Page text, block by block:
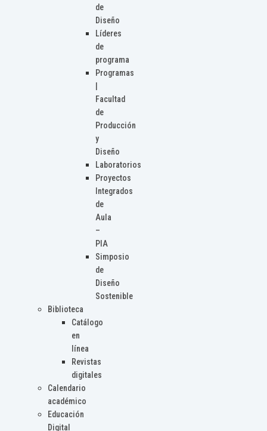
de
Diseño
Líderes
de
programa
Programas
Facultad
de
Producción
y
Diseño
Laboratorios
Proyectos
Integrados
de
Aula
–
PIA
Simposio
de
Diseño
Sostenible
Biblioteca
Catálogo
en
línea
Revistas
digitales
Calendario
académico
Educación
Digital